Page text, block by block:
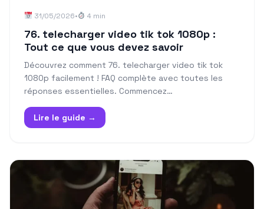
31/05/2026• 4 min
76. telecharger video tik tok 1080p :
Tout ce que vous devez savoir
Découvrez comment 76. telecharger video tik tok
1080p facilement ! FAQ complète avec toutes les
réponses essentielles. Commencez…
Lire le guide →